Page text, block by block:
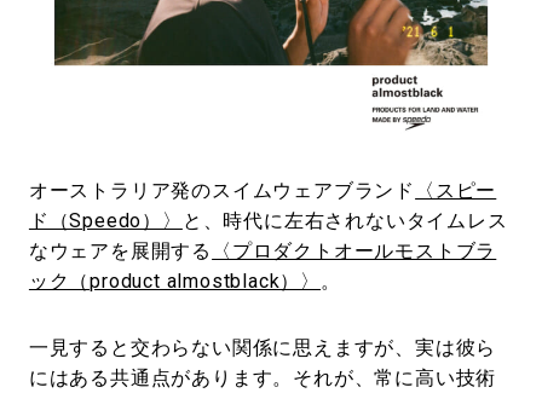
オーストラリア発のスイムウェアブランド
〈スピー
ド（Speedo）〉
と、時代に左右されないタイムレス
なウェアを展開する
〈プロダクトオールモストブラ
ック（product almostblack）〉
。
一見すると交わらない関係に思えますが、実は彼ら
にはある共通点があります。それが、常に高い技術